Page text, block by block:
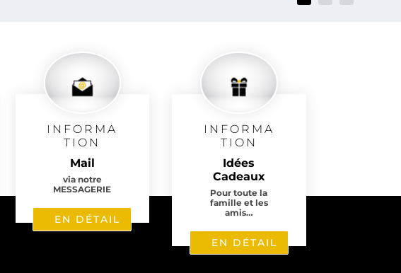
2 avis
INFORMA
TION
Mail
via notre
MESSAGERIE
EN DÉTAIL
INFORMA
TION
Idées
Cadeaux
Pour toute la
famille et les
amis…
EN DÉTAIL